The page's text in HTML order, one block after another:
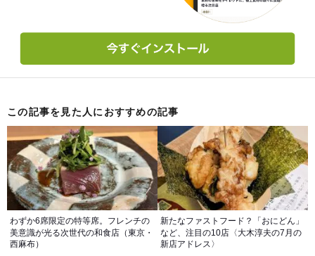
この記事を見た人におすすめの記事
わずか6席限定の特等席。フレンチの
美意識が光る次世代の和食店（東京・
西麻布）
新たなファストフード？「おにどん」
など、注目の10店〈大木淳夫の7月の
新店アドレス〉